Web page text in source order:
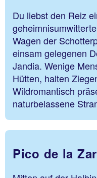
Du liebst den Reiz
Wagen der
einsam gelegenen
Jandia. Wenige
Hütten, halten
Wildromantisch
naturbelassene
Pico de la